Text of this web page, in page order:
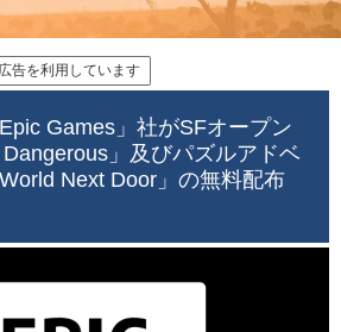
告を利用しています
Games」社がSFオープン
」及びパズルアドベ
Next Door」の無料配布